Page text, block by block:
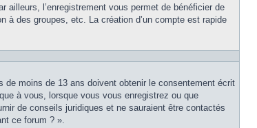
ailleurs, l’enregistrement vous permet de bénéficier de
à des groupes, etc. La création d’un compte est rapide
moins de 13 ans doivent obtenir le consentement écrit
à vous, lorsque vous vous enregistrez ou que
de conseils juridiques et ne sauraient être contactés
ce forum ? ».